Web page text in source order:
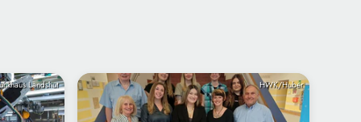
Landshut HWK/Huber